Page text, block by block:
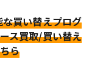
買い替えプログ
ス買取/買い替え
ら